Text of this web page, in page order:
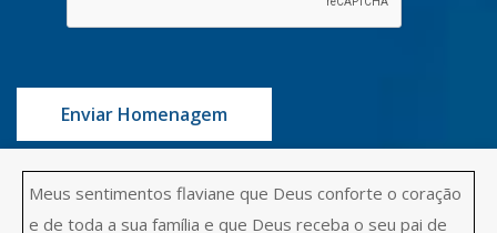
Enviar Homenagem
Meus sentimentos flaviane que Deus conforte o coração
e de toda a sua família e que Deus receba o seu pai de